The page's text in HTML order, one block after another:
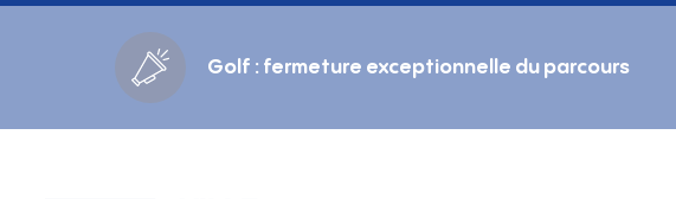
Golf : fermeture exceptionnelle du parcours
Cookies management panel